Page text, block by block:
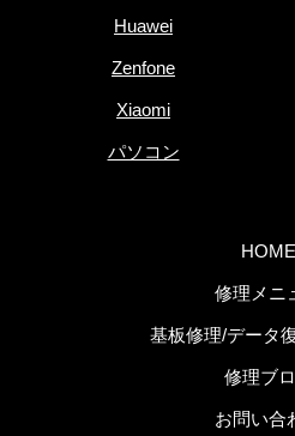
Huawei
Zenfone
Xiaomi
パソコン
HOME
修理メニ
基板修理/データ
修理ブ
お問い合